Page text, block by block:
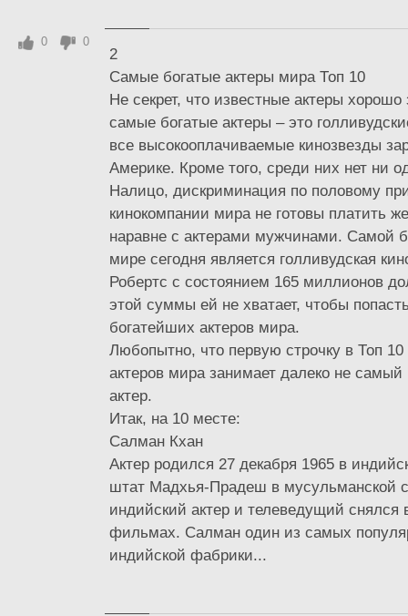
2
Самые богатые актеры мира Топ 10
Не секрет, что известные актеры
самые богатые актеры – это
все высокооплачиваемые кинозвезды
Америке. Кроме того, среди них нет ни
Налицо, дискриминация по половому
кинокомпании мира не готовы платить
наравне с актерами мужчинами. Самой
мире сегодня является голливудская
Робертс с состоянием 165 миллионов
этой суммы ей не хватает, чтобы
богатейших актеров мира.
Любопытно, что первую строчку в Топ
актеров мира занимает далеко не
актер.
Итак, на 10 месте:
Салман Кхан
Актер родился 27 декабря 1965 в
штат Мадхья-Прадеш в мусульманской
индийский актер и телеведущий снялся
фильмах. Салман один из самых
индийской фабрики...
0 0